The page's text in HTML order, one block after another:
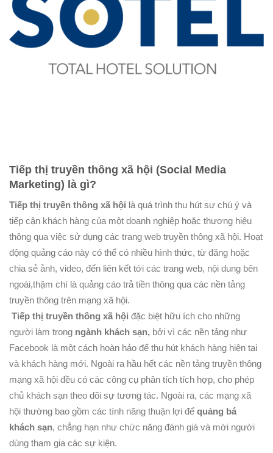
Tiếp thị truyền thông xã hội (Social Media
Marketing) là gì?
Tiếp thị truyền thông xã hội là quá trình thu hút sự chú ý và
tiếp cận khách hàng của một doanh nghiệp hoặc thương hiệu
thông qua việc sử dụng các trang web truyền thông xã hội. Hoạt
động quảng cáo này có thể có nhiều hình thức, từ đăng hoặc
chia sẻ ảnh, video, đến liên kết tới các trang web, nội dung bên
ngoài,thậm chí là quảng cáo trả tiền thông qua các nền tảng
truyền thông trên mạng xã hội.
Tiếp thị truyền thông xã hội đặc biệt hữu ích cho những
người làm trong ngành khách sạn, bởi vì các nền tảng như
Facebook là một cách hoàn hảo để thu hút khách hàng hiện tại
và khách hàng mới. Ngoài ra hầu hết các nền tảng truyền thông
mạng xã hội đều có các công cụ phân tích tích hợp, cho phép
chủ khách sạn theo dõi sự tương tác. Ngoài ra, các mạng xã
hội thường bao gồm các tính năng thuận lợi để quảng bá
khách sạn, chẳng hạn như chức năng đánh giá và mời người
dùng tham gia các sự kiện.